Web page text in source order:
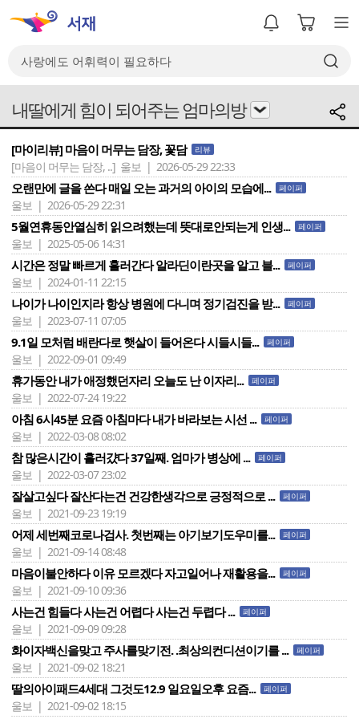
내딸에게 힘이 되어주는 엄마의방
[마이리뷰] 마음이 머무는 담장, 꽃담 리뷰
[마음이 머무는 담장, ..] 울보 | 2026-05-29 22:33
오랜만에 글을 쓴다 매일 오는 과거의 아이의 모습에... 페이퍼
울보 | 2026-05-29 22:31
5월연휴동안열심히 읽으려했는데 뜻대로안되는게 인생... 페이퍼
울보 | 2025-05-06 14:31
시간은 정말 빠르게 흘러간다 알라딘이란곳을 알고 블... 페이퍼
울보 | 2024-01-11 22:15
나이가 나이인지라 항상 병원에 다니며 정기검진을 받... 페이퍼
울보 | 2023-07-11 07:05
9.1일 모처럼 배란다로 햇살이 들어온다 시들시들... 페이퍼
울보 | 2022-09-01 09:49
휴가동안 내가 애정했던자리 오늘도 난 이자리... 페이퍼
울보 | 2022-07-24 19:22
아침 6시45분 요즘 아침마다 내가 바라보는 시선 ... 페이퍼
울보 | 2022-03-08 08:02
참 많은시간이 흘러걌다 37일째. 엄마가 병상에 ... 페이퍼
울보 | 2022-03-07 23:02
잘살고싶다 잘산다는건 건강한생각으로 긍정적으로 ... 페이퍼
울보 | 2021-09-23 19:19
어제 세번째코로나검사. 첫번째는 아기보기도우미를... 페이퍼
울보 | 2021-09-14 08:48
마음이불안하다 이유 모르겠다 자고일어나 재활용을... 페이퍼
울보 | 2021-09-10 09:36
사는건 힘들다 사는건 어렵다 사는건 두렵다 ... 페이퍼
울보 | 2021-09-09 09:28
화이자백신을맞고 주사를맞기전. .최상의컨디션이기를 ... 페이퍼
울보 | 2021-09-02 18:21
딸의아이패드4세대 그것도12.9 일요일오후 요즘... 페이퍼
울보 | 2021-09-02 18:15